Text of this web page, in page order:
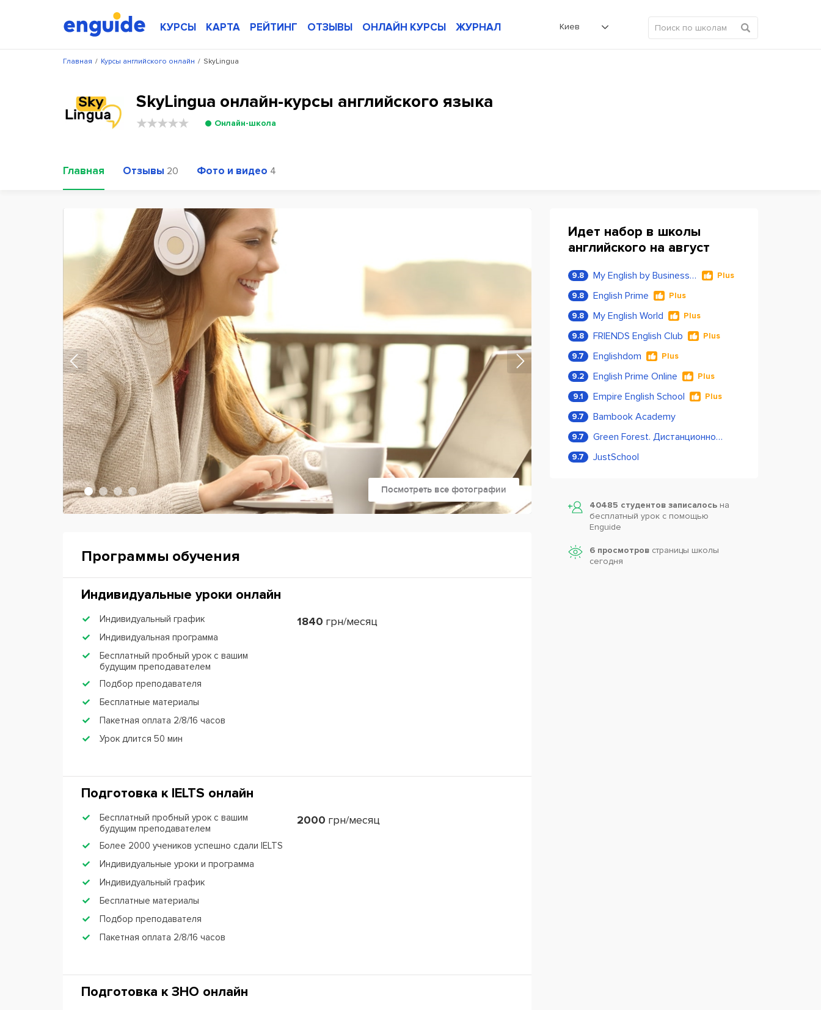
КУРСЫ КАРТА РЕЙТИНГ ОТЗЫВЫ ОНЛАЙН КУРСЫ ЖУРНАЛ Киев
/
Главная /
Курсы английского онлайн SkyLingua
SkyLingua онлайн-курсы английского языка
Онлайн-школа
Главная Отзывы 20 Фото и видео 4
Посмотреть все фотографии
Программы обучения
Индивидуальные уроки онлайн
Индивидуальный график
Индивидуальная программа
Бесплатный пробный урок с вашим
будущим преподавателем
Подбор преподавателя
Бесплатные материалы
Пакетная оплата 2/8/16 часов
Урок длится 50 мин
1840 грн/месяц
Подготовка к IЕLTS онлайн
Бесплатный пробный урок с вашим
будущим преподавателем
Более 2000 учеников успешно сдали IELTS
Индивидуальные уроки и программа
Индивидуальный график
Бесплатные материалы
Подбор преподавателя
Пакетная оплата 2/8/16 часов
2000 грн/месяц
Подготовка к ЗНО онлайн
Идет набор в школы
английского на август
9.8 My English by Business Language Plus
9.8 English Prime Plus
9.8 My English World Plus
9.8 FRIENDS English Club Plus
9.7 Englishdom Plus
9.2 English Prime Online Plus
9.1 Empire English School Plus
9.7 Bambook Academy
9.7 Green Forest. Дистанционное обучение
9.7 JustSchool
40485 студентов записалось на
бесплатный урок с помощью
Enguide
6 просмотровстраницы школы
сегодня